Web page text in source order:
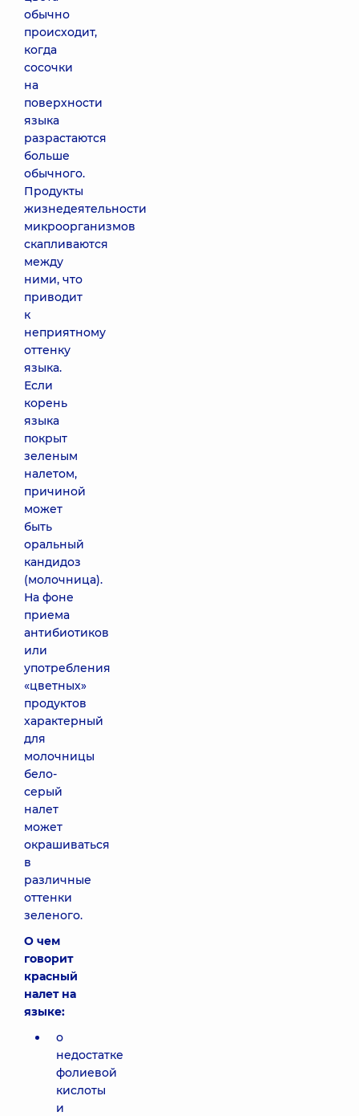
обычно
происходит,
когда
сосочки
на
поверхности
языка
разрастаются
больше
обычного.
Продукты
жизнедеятельности
микроорганизмов
скапливаются
между
ними, что
приводит
к
неприятному
оттенку
языка.
Если
корень
языка
покрыт
зеленым
налетом,
причиной
может
быть
оральный
кандидоз
(молочница).
На фоне
приема
антибиотиков
или
употребления
«цветных»
продуктов
характерный
для
молочницы
бело-
серый
налет
может
окрашиваться
в
различные
оттенки
зеленого.
О чем
говорит
красный
налет на
языке:
о
недостатке
фолиевой
кислоты
и